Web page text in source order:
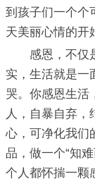
到孩子们一个个
天美丽心情的开
感恩，不仅
实，生活就是一
哭。你感恩生活
人，自暴自弃，
心，可净化我们
品，做一个“知
个人都怀揣一颗